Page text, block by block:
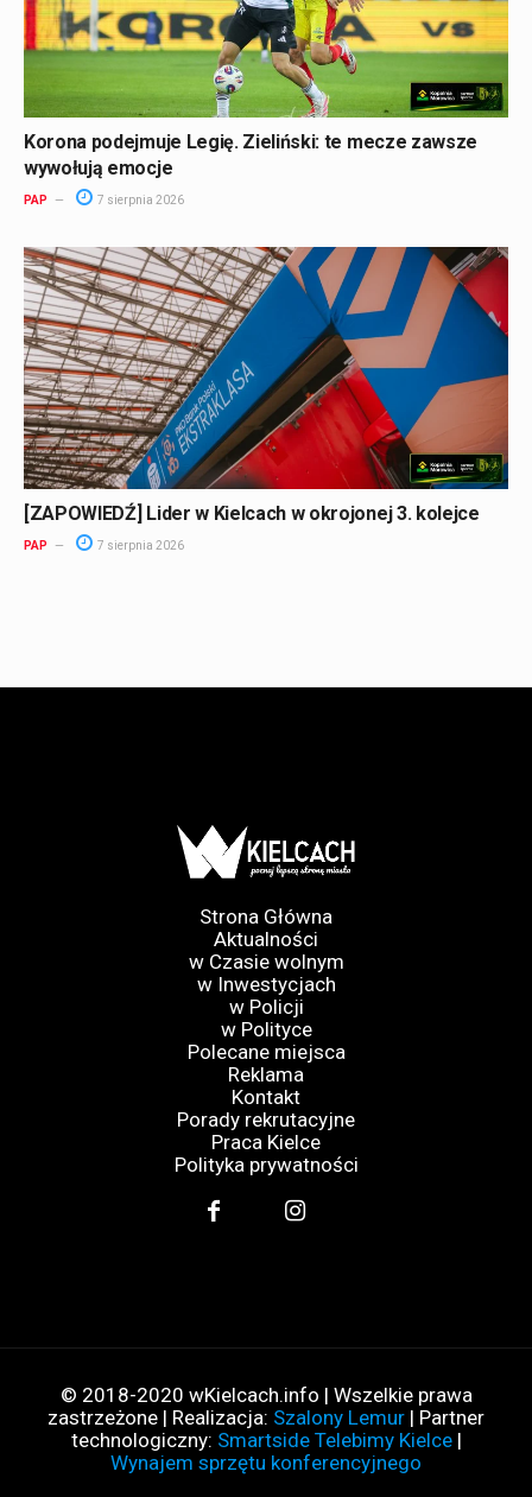
Korona podejmuje Legię. Zieliński: te mecze zawsze
wywołują emocje
PAP 7 sierpnia 2026
[ZAPOWIEDŹ] Lider w Kielcach w okrojonej 3. kolejce
PAP 7 sierpnia 2026
Strona Główna
Aktualności
w Czasie wolnym
w Inwestycjach
w Policji
w Polityce
Polecane miejsca
Reklama
Kontakt
Porady rekrutacyjne
Praca Kielce
Polityka prywatności
© 2018-2020 wKielcach.info | Wszelkie prawa
zastrzeżone | Realizacja: Szalony Lemur | Partner
technologiczny: Smartside Telebimy Kielce|
Wynajem sprzętu konferencyjnego